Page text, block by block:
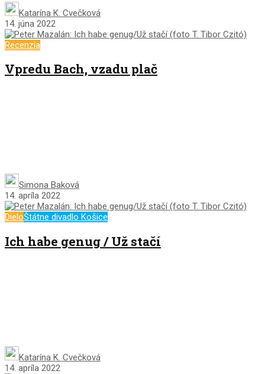
Katarína K. Cvečková
14. júna 2022
Recenzia
Vpredu Bach, vzadu plač
Simona Baková
14. apríla 2022
DieloŠtátne divadlo Košice
Ich habe genug / Už stačí
Katarína K. Cvečková
14. apríla 2022